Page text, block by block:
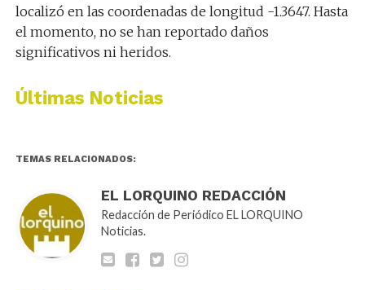
localizó en las coordenadas de longitud -1.3647. Hasta
el momento, no se han reportado daños
significativos ni heridos.
Últimas Noticias
TEMAS RELACIONADOS:
EL LORQUINO REDACCIÓN
Redacción de Periódico EL LORQUINO
Noticias.